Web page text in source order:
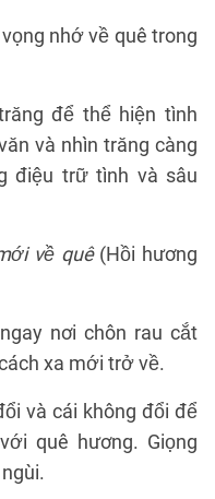
nhớ về quê trong
để thể hiện tình
và nhìn trăng càng
điệu trữ tình và sâu
về quê(Hồi hương
nơi chôn rau cắt
xa mới trở về.
và cái không đổi để
quê hương. Giọng